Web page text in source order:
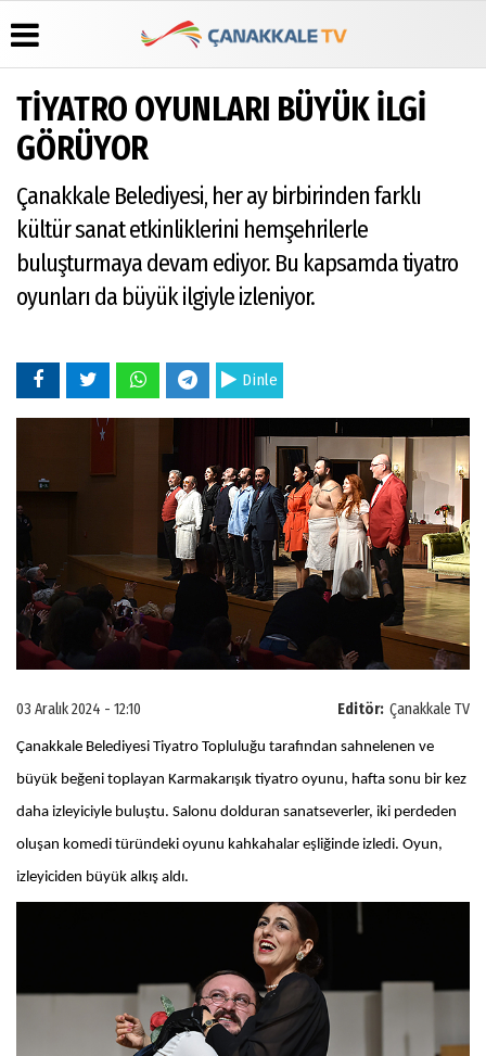
Üye Paneli
Haber
Arşivi
Arşivi
Günün
Haberleri
Gazete
Manşetleri
Anketler
Biyografiler
Video
Galeri
Foto
Galeri
Çerez
İlkeleri
TİYATRO OYUNLARI BÜYÜK İLGİ
GÖRÜYOR
Çanakkale Belediyesi, her ay birbirinden farklı
kültür sanat etkinliklerini hemşehrilerle
buluşturmaya devam ediyor. Bu kapsamda tiyatro
oyunları da büyük ilgiyle izleniyor.
Dinle
Editör: Çanakkale TV
03 Aralık 2024 - 12:10
Çanakkale Belediyesi Tiyatro Topluluğu tarafından sahnelenen ve
büyük beğeni toplayan Karmakarışık tiyatro oyunu, hafta sonu bir kez
daha izleyiciyle buluştu. Salonu dolduran sanatseverler, iki perdeden
oluşan komedi türündeki oyunu kahkahalar eşliğinde izledi. Oyun,
izleyiciden büyük alkış aldı.